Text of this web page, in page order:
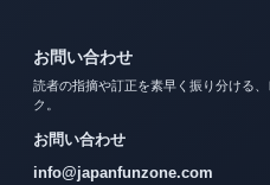
お問い合わせ
読者の指摘や訂正を素早く振り分ける
ク。
お問い合わせ
info@japanfunzone.com